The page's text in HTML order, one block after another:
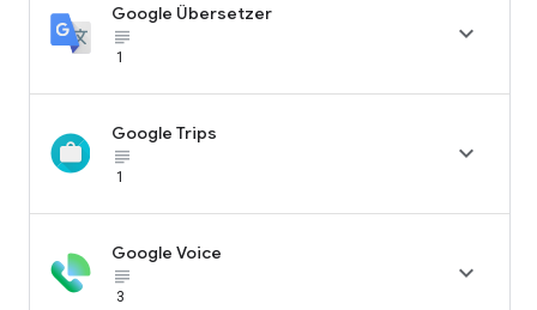
Google Übersetzer
subject_black
1

Google Trips
subject_black
1

Google Voice
subject_black
3
